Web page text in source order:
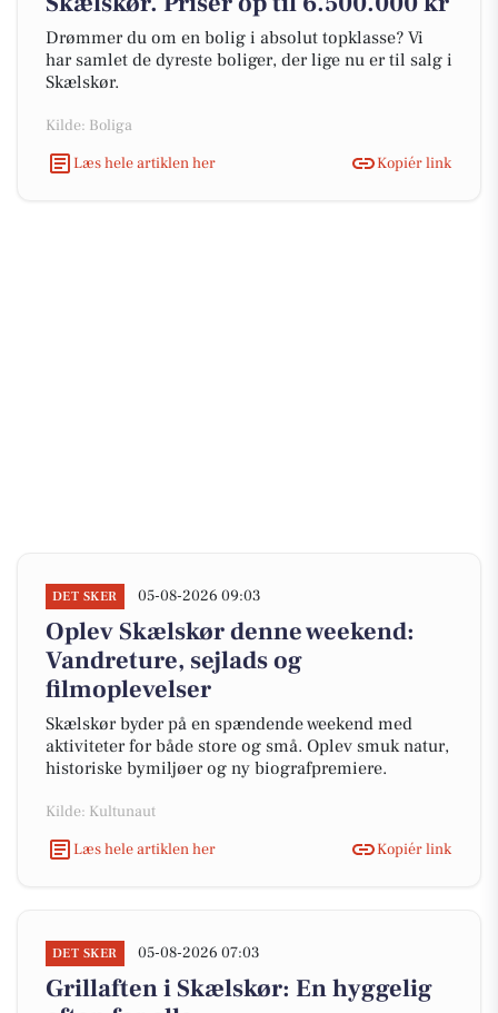
Drømmer du om en bolig i absolut topklasse? Vi
har samlet de dyreste boliger, der lige nu er til salg i
Skælskør.
Kilde: Boliga
Læs hele artiklen her
Kopiér link
DET SKER 05-08-2026 09:03
Oplev Skælskør denne weekend:
Vandreture, sejlads og
filmoplevelser
Skælskør byder på en spændende weekend med
aktiviteter for både store og små. Oplev smuk natur,
historiske bymiljøer og ny biografpremiere.
Kilde: Kultunaut
Læs hele artiklen her
Kopiér link
DET SKER 05-08-2026 07:03
Grillaften i Skælskør: En hyggelig